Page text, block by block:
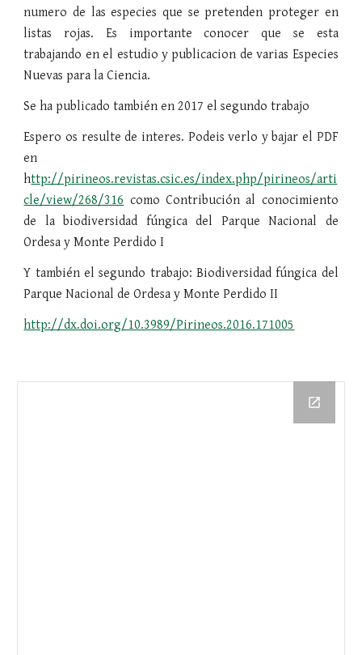
numero de las especies que se pretenden proteger en
listas rojas. Es importante conocer que se esta
trabajando en el estudio y publicacion de varias Especies
Nuevas para la Ciencia.
Se ha publicado también en 2017 el segundo trabajo
Espero os resulte de interes. Podeis verlo y bajar el PDF
en
http://pirineos.revistas.csic.es/index.php/pirineos/arti
cle/view/268/316 como Contribución al conocimiento
de la biodiversidad fúngica del Parque Nacional de
Ordesa y Monte Perdido I
Y también el segundo trabajo: Biodiversidad fúngica del
Parque Nacional de Ordesa y Monte Perdido II
http://dx.doi.org/10.3989/Pirineos.2016.171005